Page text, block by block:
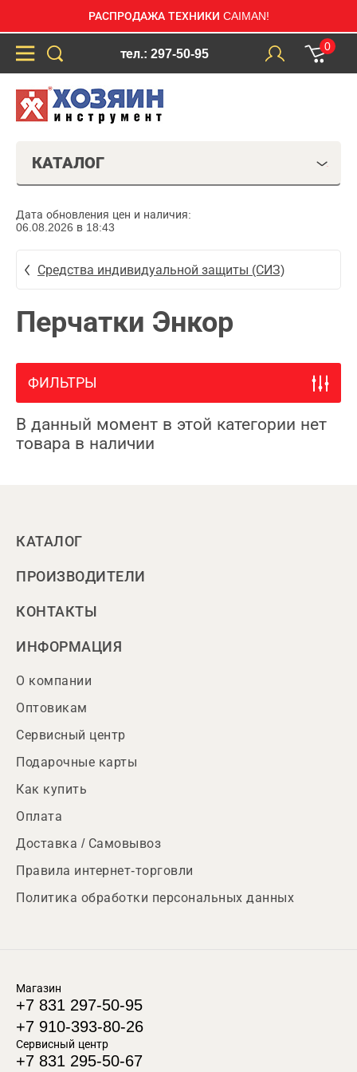
РАСПРОДАЖА ТЕХНИКИ CAIMAN!
тел.: 297-50-95
0
КАТАЛОГ
Дата обновления цен и наличия:
06.08.2026 в 18:43
Средства индивидуальной защиты (СИЗ)
Перчатки Энкор
ФИЛЬТРЫ
В данный момент в этой категории нет
товара в наличии
КАТАЛОГ
ПРОИЗВОДИТЕЛИ
КОНТАКТЫ
ИНФОРМАЦИЯ
О компании
Оптовикам
Сервисный центр
Подарочные карты
Как купить
Оплата
Доставка / Самовывоз
Правила интернет-торговли
Политика обработки персональных данных
Магазин
+7 831 297-50-95
+7 910-393-80-26
Сервисный центр
+7 831 295-50-67